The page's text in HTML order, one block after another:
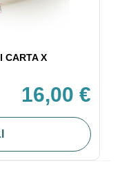
CARTA X
16,00 €